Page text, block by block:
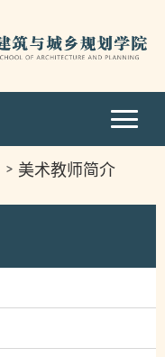
美术教师简介